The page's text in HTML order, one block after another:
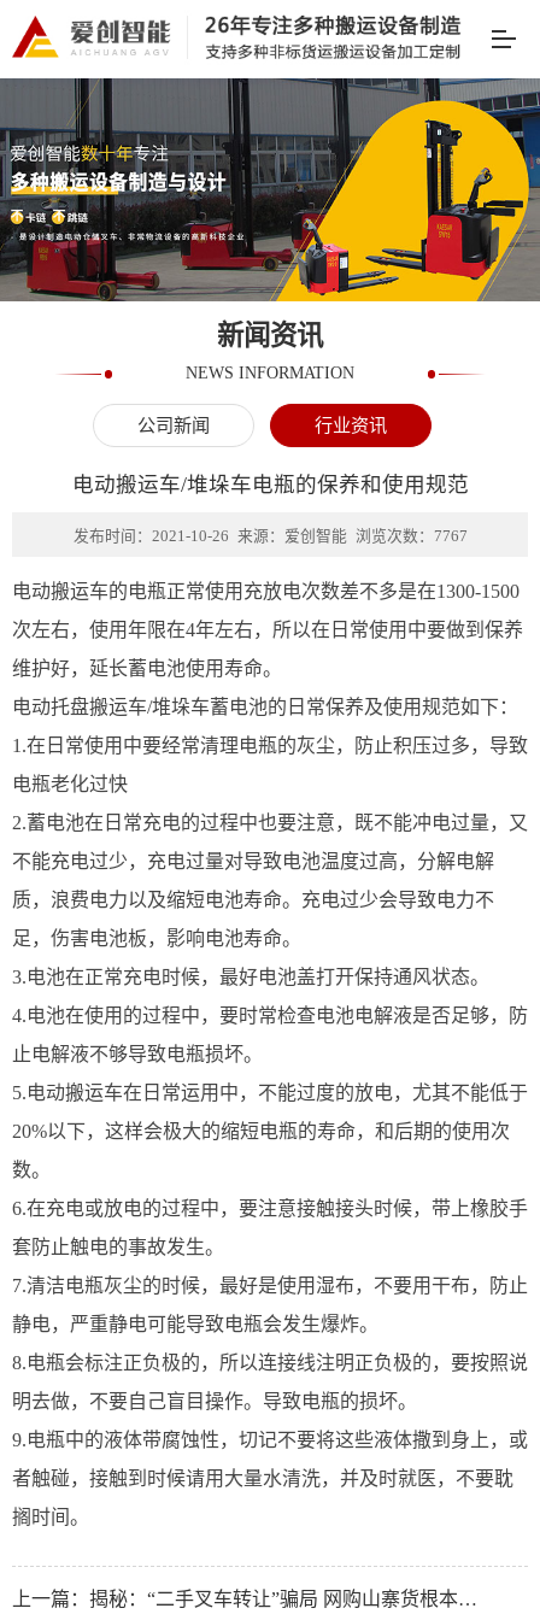
新闻资讯
NEWS INFORMATION
公司新闻 行业资讯
电动搬运车/堆垛车电瓶的保养和使用规范
发布时间：2021-10-26 来源：爱创智能 浏览次数：7767
电动搬运车的电瓶正常使用充放电次数差不多是在1300-1500
次左右，使用年限在4年左右，所以在日常使用中要做到保养
维护好，延长蓄电池使用寿命。
电动托盘搬运车/堆垛车蓄电池的日常保养及使用规范如下：
1.在日常使用中要经常清理电瓶的灰尘，防止积压过多，导致
电瓶老化过快
2.蓄电池在日常充电的过程中也要注意，既不能冲电过量，又
不能充电过少，充电过量对导致电池温度过高，分解电解
质，浪费电力以及缩短电池寿命。充电过少会导致电力不
足，伤害电池板，影响电池寿命。
3.电池在正常充电时候，最好电池盖打开保持通风状态。
4.电池在使用的过程中，要时常检查电池电解液是否足够，防
止电解液不够导致电瓶损坏。
5.电动搬运车在日常运用中，不能过度的放电，尤其不能低于
20%以下，这样会极大的缩短电瓶的寿命，和后期的使用次
数。
6.在充电或放电的过程中，要注意接触接头时候，带上橡胶手
套防止触电的事故发生。
7.清洁电瓶灰尘的时候，最好是使用湿布，不要用干布，防止
静电，严重静电可能导致电瓶会发生爆炸。
8.电瓶会标注正负极的，所以连接线注明正负极的，要按照说
明去做，不要自己盲目操作。导致电瓶的损坏。
9.电瓶中的液体带腐蚀性，切记不要将这些液体撒到身上，或
者触碰，接触到时候请用大量水清洗，并及时就医，不要耽
搁时间。
上一篇： 揭秘：“二手叉车转让”骗局 网购山寨货根本不能用，被骗几万正常